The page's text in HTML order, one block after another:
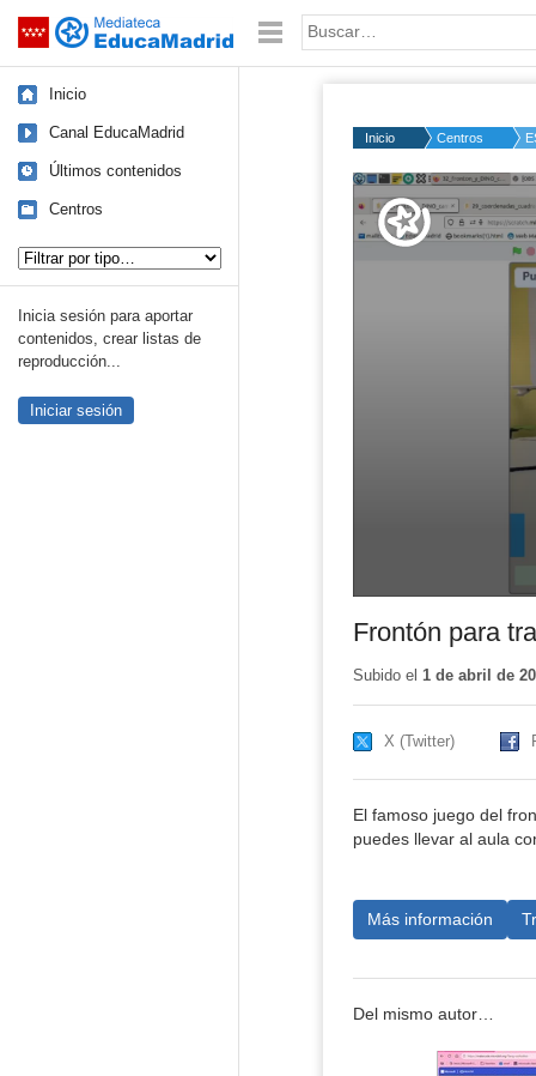
Saltar navegación Palabra o frase:
Inicio
Canal EducaMadrid
Últimos contenidos
Centros
Inicia sesión para aportar
contenidos, crear listas de
reproducción...
Iniciar sesión
Inicio Centros
Volume
50%
Frontón para
Subido el 1 de abril de
X (Twitter)
El famoso juego del
puedes llevar al aula
Más información
Del mismo autor…